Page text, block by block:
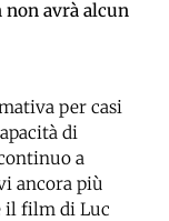
avrà alcun
per casi
di
a
ancora più
il film di Luc